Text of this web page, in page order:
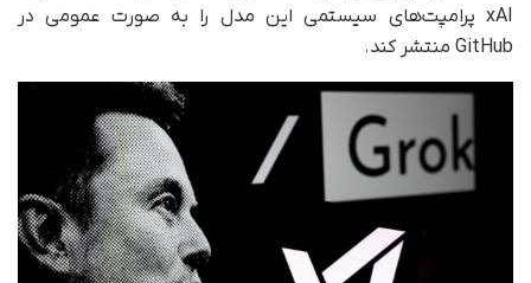
xAI پرامپت‌های سیستمی این مدل را به‌ صورت عمومی در
GitHub منتشر کند.